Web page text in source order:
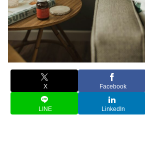
X Facebook
LINE LinkedIn